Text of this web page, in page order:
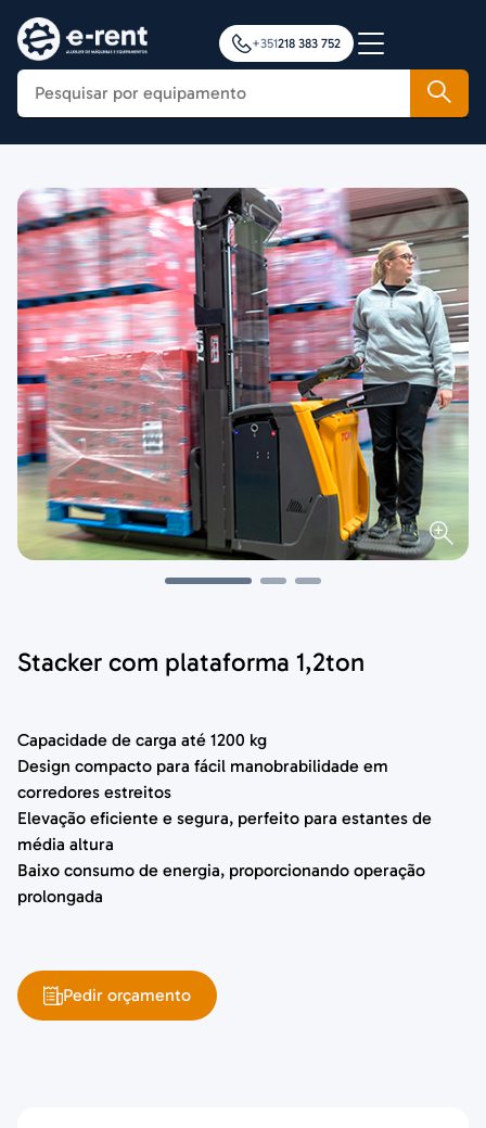
Construção
Agricultura
Movimentação de Cargas
Plataformas Elevatórias
Notícias
Formação
Contactos
+351218 383 752
Stacker com plataforma 1,2ton
Capacidade de carga até 1200 kg
Design compacto para fácil manobrabilidade em
corredores estreitos
Elevação eficiente e segura, perfeito para estantes de
média altura
Baixo consumo de energia, proporcionando operação
prolongada
Pedir orçamento